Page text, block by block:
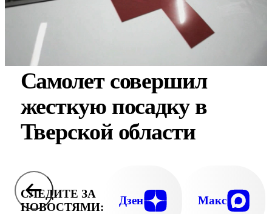
Самолет совершил
жесткую посадку в
Тверской области
СЛЕДИТЕ ЗА
НОВОСТЯМИ:
Дзен Макс